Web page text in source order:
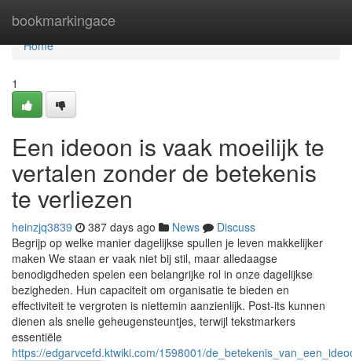
bookmarkingace
Home
Home
1
Een ideoon is vaak moeilijk te
vertalen zonder de betekenis
te verliezen
heinzjq3839 387 days ago News
Discuss
Begrijp op welke manier dagelijkse spullen je leven makkelijker
maken We staan er vaak niet bij stil, maar alledaagse
benodigdheden spelen een belangrijke rol in onze dagelijkse
bezigheden. Hun capaciteit om organisatie te bieden en
effectiviteit te vergroten is niettemin aanzienlijk. Post-its kunnen
dienen als snelle geheugensteuntjes, terwijl tekstmarkers
essentiële
https://edgarvcefd.ktwiki.com/1598001/